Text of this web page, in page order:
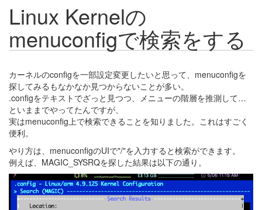
Linux Kernelの
menuconfigで検索をする
カーネルのconfigを一部設定変更したいと思って、menuconfigを
探してみるもなかなか見つからないことが多い。
.configをテキストでざっと見つつ、メニューの階層を推測して…
といままでやってたんですが、
実はmenuconfig上で検索できることを知りました。これはすごく
便利。
やり方は、menuconfigのUIで"/"を入力すると検索ができます。
例えば、MAGIC_SYSRQを探した結果は以下の通り。